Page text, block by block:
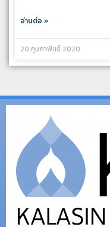
อ่านต่อ »
20 กุมภาพันธ์ 2020